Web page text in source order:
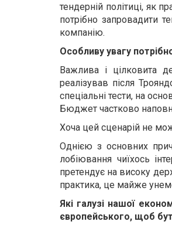
тендерній політиці, як
потрібно запровадити
компанію.
Особливу увагу
Важлива і цілковита
реалізував після
спеціальні тести, на
Бюджет частково
Хоча цей сценарій не
Однією з основних
лобіювання чиїхось
претендує на високу
практика, це майже
Які галузі нашої
європейського, щоб